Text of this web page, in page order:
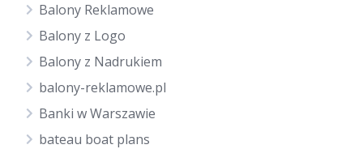
Balony Reklamowe
Balony z Logo
Balony z Nadrukiem
balony-reklamowe.pl
Banki w Warszawie
bateau boat plans